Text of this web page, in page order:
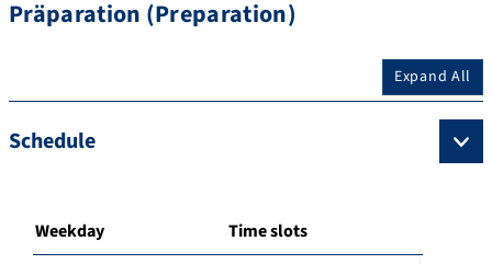
Präparation (Preparation)
Expand All
Schedule
Weekday Time slots